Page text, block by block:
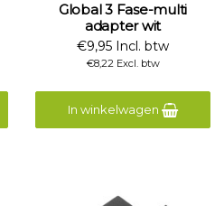
Global 3 Fase-multi
adapter wit
€9,95 Incl. btw
€8,22 Excl. btw
In winkelwagen